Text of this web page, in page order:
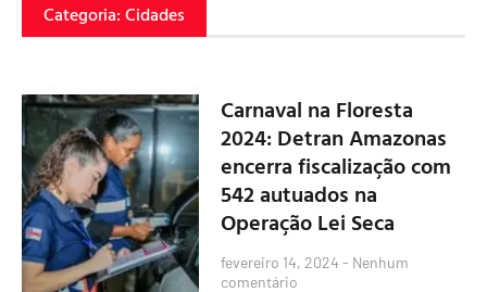
Categoria: Cidades
Carnaval na Floresta
2024: Detran Amazonas
encerra fiscalização com
542 autuados na
Operação Lei Seca
fevereiro 14, 2024 Nenhum
comentário